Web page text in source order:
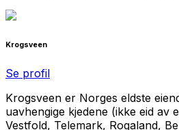
Krogsveen
Se profil
Krogsveen er Norges eldste
uavhengige kjedene (ikke eid
Vestfold, Telemark, Rogaland,